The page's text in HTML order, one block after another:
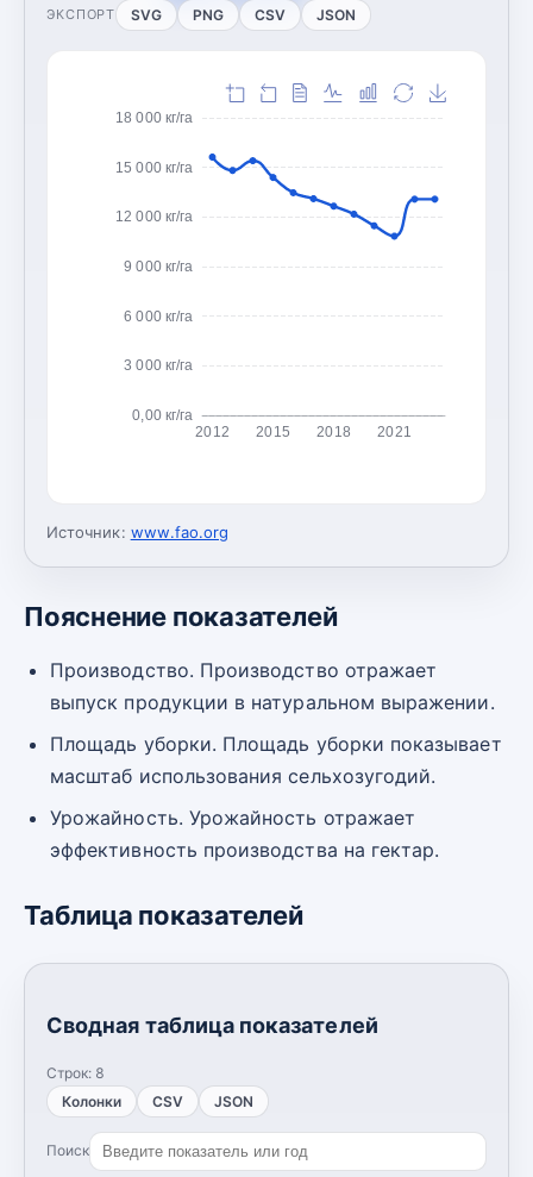
ЭКСПОРТ SVG PNG CSV JSON
0,00 кг/га
3 000 кг/га
6 000 кг/га
9 000 кг/га
12 000 кг/га
15 000 кг/га
18 000 кг/га
2012 2015 2018 2021
Источник: www.fao.org
Пояснение показателей
Производство. Производство отражает
выпуск продукции в натуральном выражении.
Площадь уборки. Площадь уборки показывает
масштаб использования сельхозугодий.
Урожайность. Урожайность отражает
эффективность производства на гектар.
Таблица показателей
Сводная таблица показателей
Строк: 8
Колонки
CSV JSON
Поиск